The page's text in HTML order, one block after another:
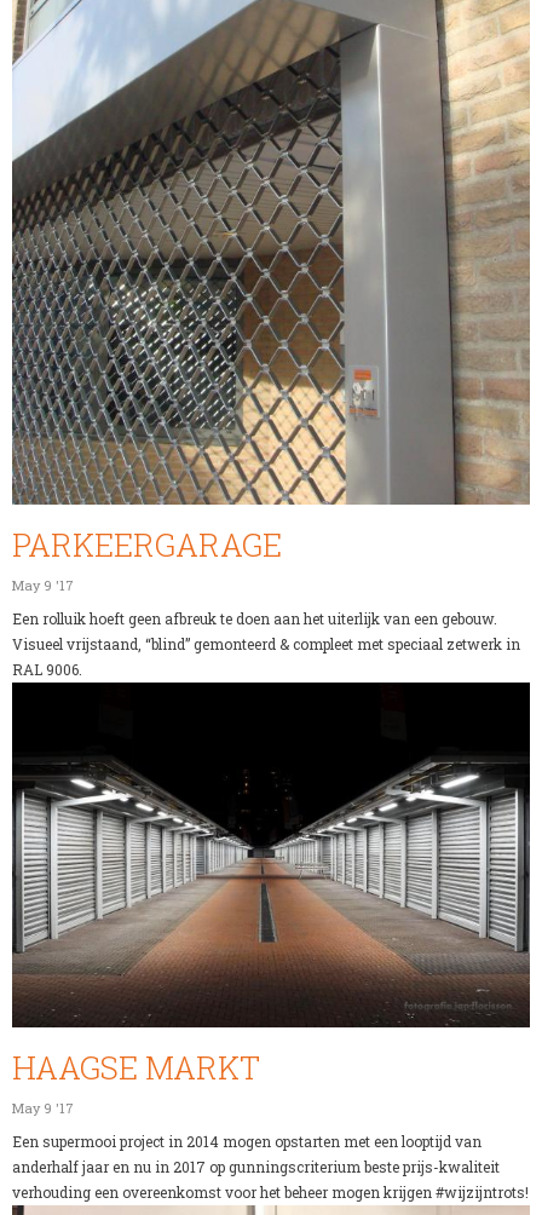
PARKEERGARAGE
May 9 '17
Een rolluik hoeft geen afbreuk te doen aan het uiterlijk van een gebouw.
Visueel vrijstaand, “blind” gemonteerd & compleet met speciaal zetwerk in
RAL 9006.
HAAGSE MARKT
May 9 '17
Een supermooi project in 2014 mogen opstarten met een looptijd van
anderhalf jaar en nu in 2017 op gunningscriterium beste prijs-kwaliteit
verhouding een overeenkomst voor het beheer mogen krijgen #wijzijntrots!